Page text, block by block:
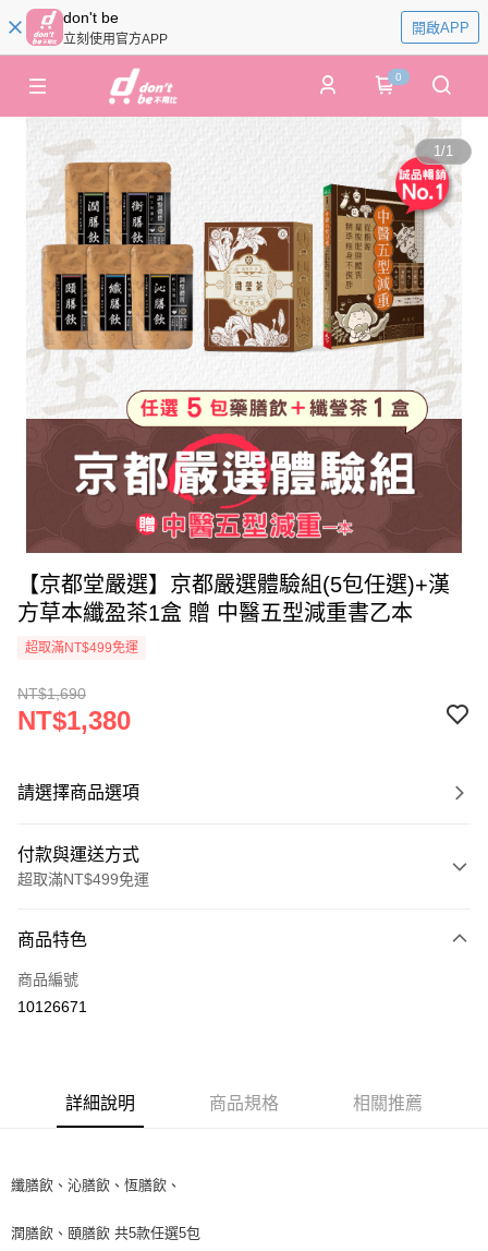
don't be
立刻使用官方APP
開啟APP
0
1/1
【京都堂嚴選】京都嚴選體驗組(5包任選)+漢
方草本纖盈茶1盒 贈 中醫五型減重書乙本
超取滿NT$499免運
NT$1,690
NT$1,380
請選擇商品選項
付款與運送方式
超取滿NT$499免運
信用卡一次付款
運送方式
付款後7-11取貨
宅配
商品特色
商品編號
10126671
詳細說明 商品規格 相關推薦
纖膳飲、沁膳飲、恆膳飲、
潤膳飲、頤膳飲 共5款任選5包